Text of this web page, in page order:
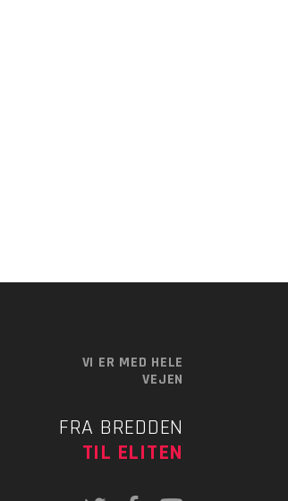
VI ER MED HELE
VEJEN
FRA BREDDEN
TIL ELITEN